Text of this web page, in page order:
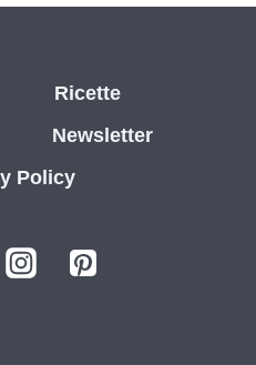
Ricette
Newsletter
Policy